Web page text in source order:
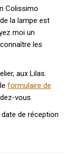
Colissimo
la lampe est
moi un
les
aux Lilas.
formulaire de
vous.
de réception